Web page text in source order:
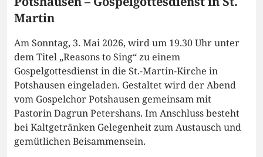
Martin
Am Sonntag, 3. Mai 2026, wird um 19.30 Uhr unter
dem Titel „Reasons to Sing“ zu einem
Gospelgottesdienst in die St.-Martin-Kirche in
Potshausen eingeladen. Gestaltet wird der Abend
vom Gospelchor Potshausen gemeinsam mit
Pastorin Dagrun Petershans. Im Anschluss besteht
bei Kaltgetränken Gelegenheit zum Austausch und
gemütlichen Beisammensein.